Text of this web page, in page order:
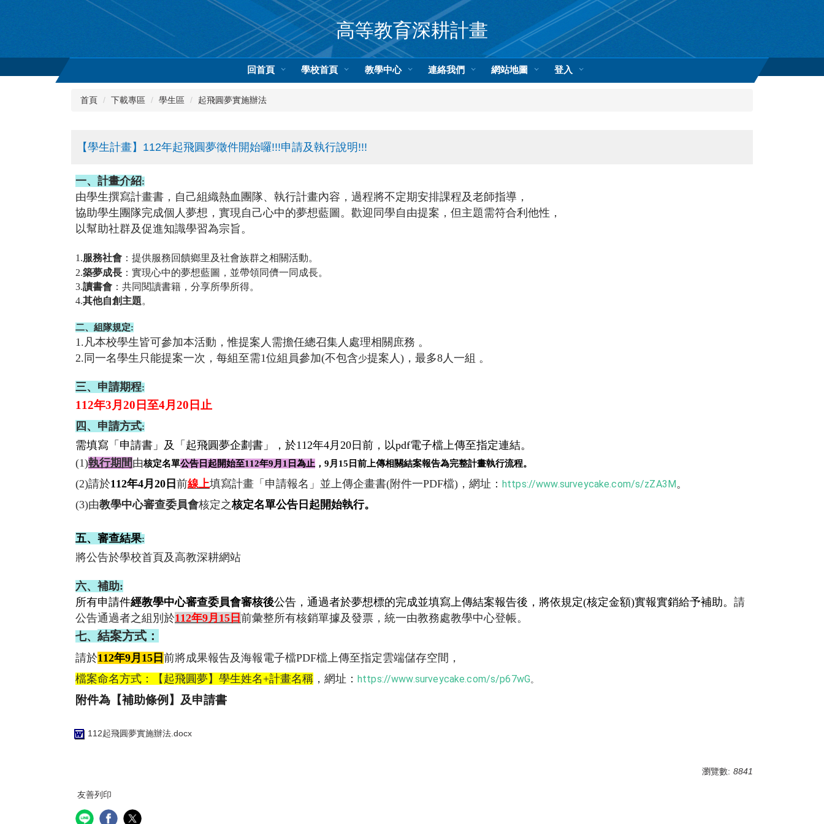
內
高等教育深耕計畫
回首頁 學校首頁 教學中心 連絡我們 網站地圖 登入
首頁 下載專區 學生區 起飛圓夢實施辦法
【學生計畫】112年起飛圓夢徵件開始囉!!!申請及執行說明!!!
一、計畫介紹:
由學生撰寫計畫書，自己組織熱血團隊、執行計畫內容，過程將不定期安排課程及老師指導，
協助學生團隊完成個人夢想， 實現自己心中的夢想藍圖。 歡迎同學自由提案，但主題需符合利他性，
以幫助社群及促進知識學習為宗旨。
1.服務社會 ：提供服務回饋鄉里及社會族群之相關活動。
2.築夢成長 ：實現心中的夢想藍圖，並帶領同儕一同成長。
3.讀書會 ：共同閱讀書籍，分享所學所得。
4.其他自創主題。
二、組隊規定:
1.凡本校學生皆可參加本活動，惟提案人需擔任總召集人處理相關庶務 。
2.同一名學生只能提案一次，每組至需1位組員參加(不包含少提案人)，最多8人一組 。
三、申請期程:
112年3月20日至4月20日止
四、申請方式:
需填寫「申請書」及「起飛圓夢企劃書」，於112年4月20日前，以pdf電子檔上傳至指定連結。
(1)執行期間由核定名單公告日起開始至112年9月1日為止 ，9 月15日前上傳相關結案報告為完整計畫執行流程。
(2)請於112年4月20日 前線上填寫計畫「申請報名」並上傳企畫書(附件一PDF檔)，網址： https://www.surveycake.com/s/zZA3M。
(3)由教學中心審查委員會核定之核定名單公告日起開始執行。
五、審查結果:
將公告於學校首頁及高教深耕網站
六、補助:
所有申請件經教學中心審查委員會審核後公告，通過者於夢想標的完成並填寫上傳結案報告後， 將依規定(核定金額)實報實銷給予補助。 請
公告通過者之組別於112年9月15日 前彙整所有核銷單據及發票，統一由教務處教學中心登帳。
七、 結案方式：
請於112年9月15日 前將成果報告及海報電子檔PDF檔上傳至指定雲端儲存空間，
檔案命名方式：
【起飛圓夢 】 學生姓名+計畫名稱 ， 網址： https://www.surveycake.com/s/p67wG。
附件為【補助條例】及申請書
112起飛圓夢實施辦法.docx
瀏覽數: 8841
友善列印